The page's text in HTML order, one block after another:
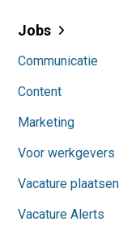
Jobs
Communicatie
Content
Marketing
Voor werkgevers
Vacature plaatsen
Vacature Alerts